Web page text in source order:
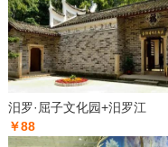
汨罗·屈子文化园+汨罗江
￥88